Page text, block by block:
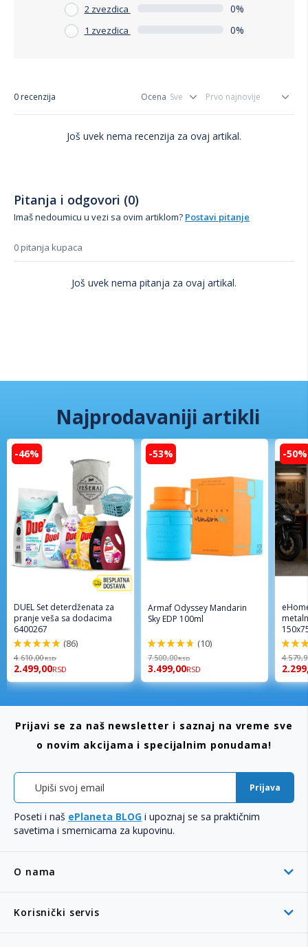
2 zvezdica 0%
1 zvezdica 0%
0 recenzija Ocena
Još uvek nema recenzija za ovaj artikal.
Pitanja i odgovori (0)
Imaš nedoumicu u vezi sa ovim artiklom? Postavi pitanje
0 pitanja kupaca
Još uvek nema pitanja za ovaj artikal.
Najprodavaniji artikli
-46%
DUEL Set deterdženata za
pranje veša sa dodacima
6400267
98%
(86)
4.610,00RSD
2.499,00RSD
-53%
Armaf Odyssey Mandarin
Sky EDP 100ml
94%
(10)
7.500,00RSD
3.499,00RSD
-50%
96%
O nama
Korisnički servis
Prijavi se za naš newsletter i saznaj na vreme sve
o novim akcijama i specijalnim ponudama!
Prijava
Poseti i naš ePlaneta BLOG i upoznaj se sa praktičnim
savetima i smernicama za kupovinu.